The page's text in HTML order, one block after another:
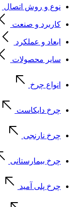
نوع و روش اتصال
کاربرد و صنعت
ابعاد و عملکرد
سایر محصولات
انواع چرخ
چرخ دایکاست
چرخ نارنجی
چرخ بیمارستانی
چرخ پلی آمید